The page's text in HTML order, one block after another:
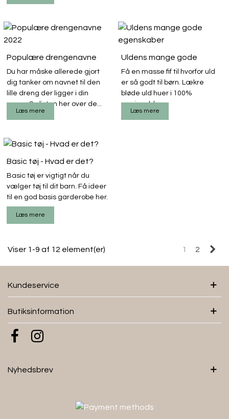
Populære drengenavne
2022
Du har måske allerede gjort
dig tanker om navnet til den
lille dreng der ligger i din
mave. Se listen her over de...
Læs mere
Uldens mange gode
egenskaber
Få en masse fif til hvorfor uld
er så godt til børn. Lækre
bløde uld huer i 100%
merinould.
Læs mere
Basic tøj - Hvad er det?
Basic tøj er vigtigt når du
vælger tøj til dit barn. Få ideer
til en god basis garderobe her.
Læs mere
Viser 1-9 af 12 element(er) 1 2
Kundeservice
Butiksinformation
Nyhedsbrev